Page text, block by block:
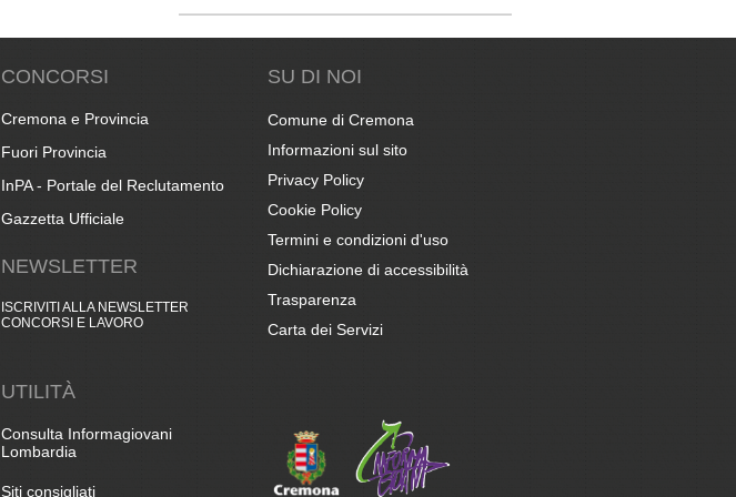
CONCORSI
Cremona e Provincia
Fuori Provincia
InPA - Portale del Reclutamento
Gazzetta Ufficiale
NEWSLETTER
ISCRIVITI ALLA NEWSLETTER
CONCORSI E LAVORO
UTILITÀ
Consulta Informagiovani
Lombardia
Siti consigliati
SU DI NOI
Comune di Cremona
Informazioni sul sito
Privacy Policy
Cookie Policy
Termini e condizioni d'uso
Dichiarazione di accessibilità
Trasparenza
Carta dei Servizi